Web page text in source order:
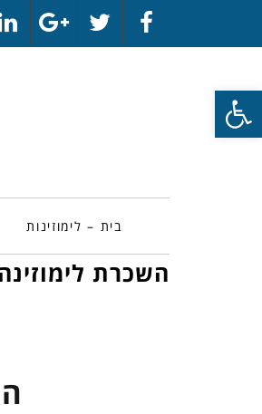
פתח סרגל נגישות
Facebook
Twitter
Google+
בית – לימוזינות
השכרת